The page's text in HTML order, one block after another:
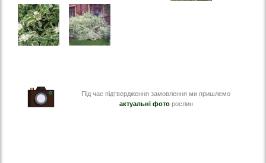
Під час підтвердження замовлення ми пришлемо
актуальні фоторослин